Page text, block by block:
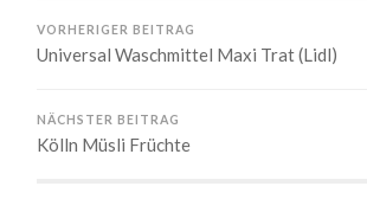
VORHERIGER BEITRAG
Universal Waschmittel Maxi Trat (Lidl)
NÄCHSTER BEITRAG
Kölln Müsli Früchte